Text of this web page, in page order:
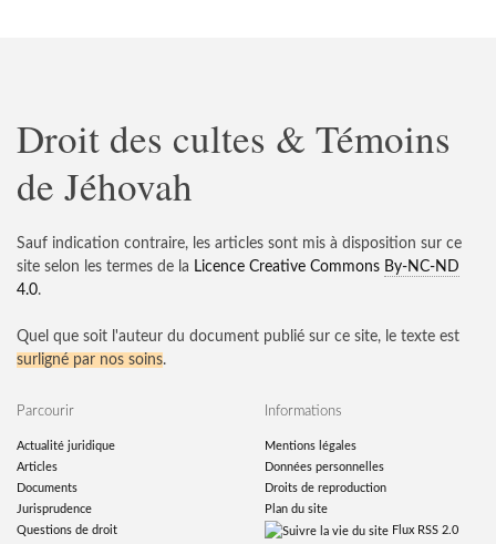
Droit des cultes & Témoins
de Jéhovah
Sauf indication contraire, les articles sont mis à disposition sur ce
site selon les termes de la Licence Creative Commons By-NC-ND
4.0.
Quel que soit l'auteur du document publié sur ce site, le texte est
surligné par nos soins.
Parcourir
Actualité juridique
Articles
Documents
Jurisprudence
Questions de droit
Informations
Mentions légales
Données personnelles
Droits de reproduction
Plan du site
Flux RSS 2.0